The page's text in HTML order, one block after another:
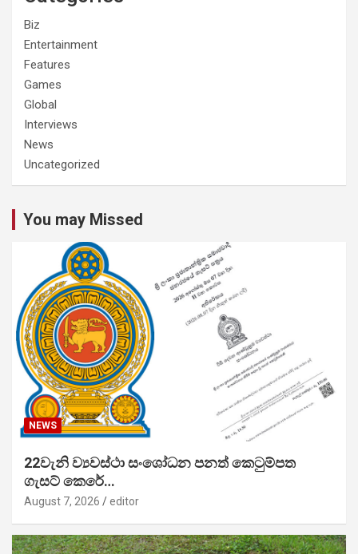
Biz
Entertainment
Features
Games
Global
Interviews
News
Uncategorized
You may Missed
NEWS
22වැනි ව්‍යවස්ථා සංශෝධන පනත් කෙටුම්පත
ගැසට් කෙරේ…
August 7, 2026 editor